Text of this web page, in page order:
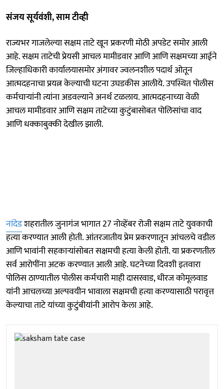
संजय सूर्यवंशी, साम टीव्ही
राज्यभर गाजलेल्या सक्षम ताटे खून प्रकरणी मोठी अपडेट समोर आली
आहे. सक्षम ताटेची प्रेयसी आचल मामीडवार आणि आणि सक्षमच्या आईने
जिल्हाधिकारी कार्यालयासमोर अंगावर ज्वलनशील पदार्थ ओतून
आत्मदहनाचा प्रयत्न केल्याची घटना उघडकीस आलीये. उपस्थित पोलीस
कर्मचाऱ्यांनी त्यांना अडवल्याने अनर्थ टळलाय. आत्मदहनाच्या वेळी
आचल मामीडवार आणि सक्षम ताटेच्या कुटुंबासोबत पोलिसांचा वाद
आणि धक्काबुक्की देखील झाली.
नांदेडशहरातील जुनागंज भागात 27 नोव्हेंबर रोजी सक्षम ताटे युवकाची
हत्या करण्यात आली होती. आंतरजातीय प्रेम प्रकरणातून आंचलचे वडील
आणि भावांनी सहकाऱ्यांसोबत सक्षमची हत्या केली होती. या प्रकरणतील
सर्व आरोपींना अटक करण्यात आली आहे. घटनेच्या दिवशी इतवारा
पोलिस ठाण्यातील पोलीस कर्मचारी माही दासरवाड, धीरज कोमूलवाड
यांनी आचलच्या अल्पवयीन भावाला सक्षमची हत्या करण्यासाठी परावृत्त
केल्याचा ताटे यांच्या कुटुंबीयांनी आरोप केला आहे.